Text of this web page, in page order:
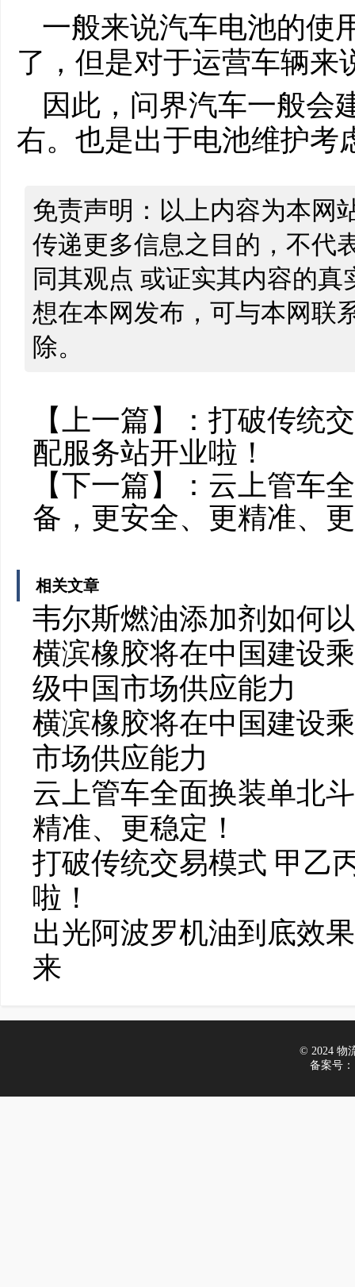
一般来说汽车电池的使
了，但是对于运营车辆来
因此，问界汽车一般会
右。也是出于电池维护考
免责声明：以上内容为本网
传递更多信息之目的，不代
同其观点 或证实其内容的
想在本网发布，可与本网联
除。
【上一篇】： 打破传统
配服务站开业啦！
【下一篇】： 云上管车
备，更安全、更精准、
相关文章
韦尔斯燃油添加剂如何
横滨橡胶将在中国建设
级中国市场供应能力
横滨橡胶将在中国建设
市场供应能力
云上管车全面换装单北
精准、更稳定！
打破传统交易模式 甲乙
啦！
出光阿波罗机油到底效
来
© 2024 物
备案号：